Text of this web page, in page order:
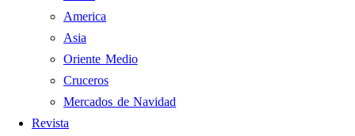
America
Asia
Oriente Medio
Cruceros
Mercados de Navidad
Revista